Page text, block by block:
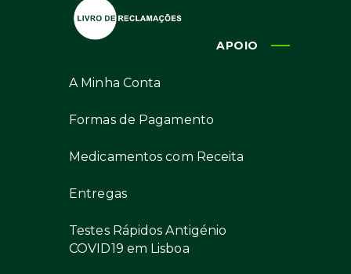
APOIO
A Minha Conta
Formas de Pagamento
Medicamentos com Receita
Entregas
Testes Rápidos Antigénio
COVID19 em Lisboa